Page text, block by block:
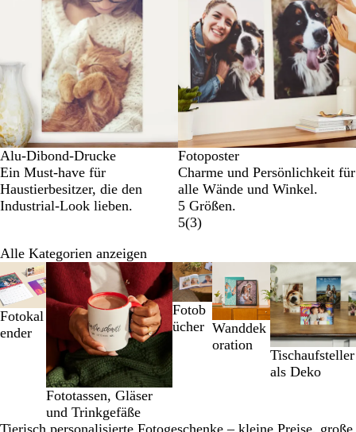
Alu-Dibond-Drucke
Ein Must-have für
Haustierbesitzer, die den
Industrial-Look lieben.
Fotoposter
Charme und Persönlichkeit für
alle Wände und Winkel.
5 Größen.
5(3)
Alle Kategorien anzeigen
Fotokal
ender
Fototassen, Gläser
und Trinkgefäße
Fotob
ücher Wanddek
oration
Tischaufsteller
als Deko
Galeriebilder
1
bis
2
von